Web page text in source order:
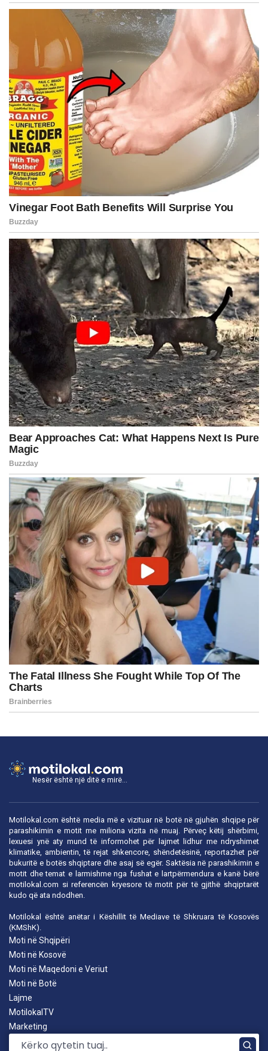
Nesër është një ditë e mirë...
Motilokal.com është media më e vizituar në botë në gjuhën shqipe për
parashikimin e motit me miliona vizita në muaj. Përveç këtij shërbimi,
lexuesi ynë aty mund të informohet për lajmet lidhur me ndryshimet
klimatike, ambientin, të rejat shkencore, shëndetësinë, reportazhet për
bukuritë e botës shqiptare dhe asaj së egër. Saktësia në parashikimin e
motit dhe temat e larmishme nga fushat e lartpërmendura e kanë bërë
motilokal.com si referencën kryesore të motit për të gjithë shqiptarët
kudo që ata ndodhen.
Motilokal është anëtar i Këshillit të Mediave të Shkruara të Kosovës
(KMShK).
Moti në Shqipëri
Moti në Kosovë
Moti në Maqedoni e Veriut
Moti në Botë
Lajme
MotilokalTV
Marketing